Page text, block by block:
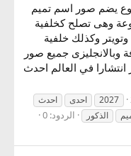
يضم صور اسم تميم
وهى تصلح كخلفية
وكذلك خلفية
جميع صور
انتشارا في العالم احدث
2027 احدى
احدث
الذكور
الردود: 0